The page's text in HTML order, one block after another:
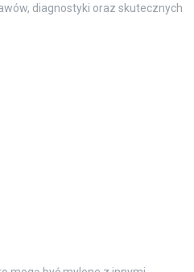
diagnostyki oraz skutecznych